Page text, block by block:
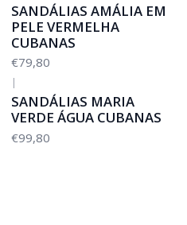
SANDÁLIAS AMÁLIA EM
PELE VERMELHA
CUBANAS
€79,80
|
SANDÁLIAS MARIA
VERDE ÁGUA CUBANAS
€99,80